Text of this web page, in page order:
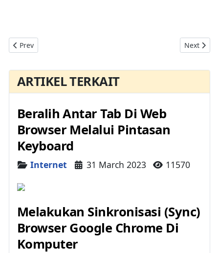
Previous article: Cara Mengunduh (Download) Versi Lama
Prev Next
Next
ARTIKEL TERKAIT
Beralih Antar Tab Di Web
Browser Melalui Pintasan
Keyboard
Details
Internet 31 March 2023 11570
Melakukan Sinkronisasi (Sync)
Browser Google Chrome Di
Komputer